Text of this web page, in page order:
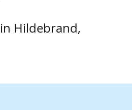
Hildebrand,